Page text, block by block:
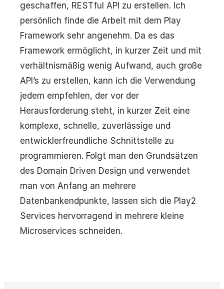
geschaffen, RESTful API zu erstellen. Ich
persönlich finde die Arbeit mit dem Play
Framework sehr angenehm. Da es das
Framework ermöglicht, in kurzer Zeit und mit
verhältnismäßig wenig Aufwand, auch große
API’s zu erstellen, kann ich die Verwendung
jedem empfehlen, der vor der
Herausforderung steht, in kurzer Zeit eine
komplexe, schnelle, zuverlässige und
entwicklerfreundliche Schnittstelle zu
programmieren. Folgt man den Grundsätzen
des Domain Driven Design und verwendet
man von Anfang an mehrere
Datenbankendpunkte, lassen sich die Play2
Services hervorragend in mehrere kleine
Microservices schneiden.